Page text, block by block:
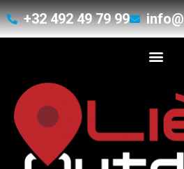
+32 492 49 79 99